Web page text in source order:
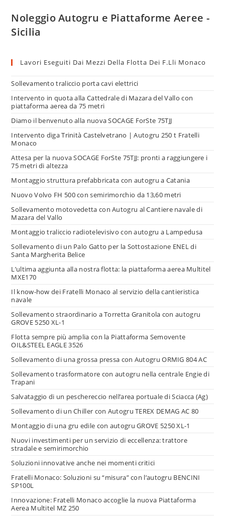
Noleggio Autogru e Piattaforme Aeree -
Sicilia
Lavori Eseguiti Dai Mezzi Della Flotta Dei F.lli Monaco
Sollevamento traliccio porta cavi elettrici
Intervento in quota alla Cattedrale di Mazara del Vallo con
piattaforma aerea da 75 metri
Diamo il benvenuto alla nuova SOCAGE ForSte 75TJJ
Intervento diga Trinità Castelvetrano | Autogru 250 t Fratelli
Monaco
Attesa per la nuova SOCAGE ForSte 75TJJ: pronti a raggiungere i
75 metri di altezza
Montaggio struttura prefabbricata con autogru a Catania
Nuovo Volvo FH 500 con semirimorchio da 13,60 metri
Sollevamento motovedetta con Autogru al Cantiere navale di
Mazara del Vallo
Montaggio traliccio radiotelevisivo con autogru a Lampedusa
Sollevamento di un Palo Gatto per la Sottostazione ENEL di
Santa Margherita Belice
L’ultima aggiunta alla nostra flotta: la piattaforma aerea Multitel
MXE170
Il know-how dei Fratelli Monaco al servizio della cantieristica
navale
Sollevamento straordinario a Torretta Granitola con autogru
GROVE 5250 XL-1
Flotta sempre più amplia con la Piattaforma Semovente
OIL&STEEL EAGLE 3526
Sollevamento di una grossa pressa con Autogru ORMIG 804 AC
Sollevamento trasformatore con autogru nella centrale Engie di
Trapani
Salvataggio di un peschereccio nell’area portuale di Sciacca (Ag)
Sollevamento di un Chiller con Autogru TEREX DEMAG AC 80
Montaggio di una gru edile con autogru GROVE 5250 XL-1
Nuovi investimenti per un servizio di eccellenza: trattore
stradale e semirimorchio
Soluzioni innovative anche nei momenti critici
Fratelli Monaco: Soluzioni su “misura” con l’autogru BENCINI
SP100L
Innovazione: Fratelli Monaco accoglie la nuova Piattaforma
Aerea Multitel MZ 250